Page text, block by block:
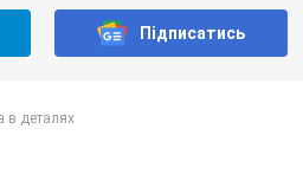
Підписатись
в деталях